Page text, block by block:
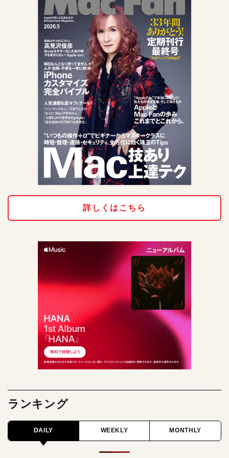
詳しくはこちら
ランキング
DAILY WEEKLY MONTHLY